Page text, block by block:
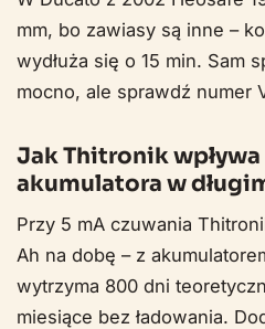
mm, bo zawiasy są inne –
wydłuża się o 15 min. Sam
mocno, ale sprawdź numer
Jak Thitronik wpływa
akumulatora w
Przy 5 mA czuwania
Ah na dobę – z
wytrzyma 800 dni
miesiące bez ładowania.